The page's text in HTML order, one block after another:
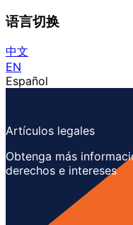
语言切换
中文
EN
Español
Artículos legales
Obtenga más
derechos e intereses